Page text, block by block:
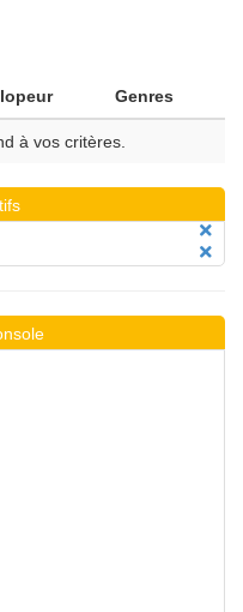
Genres
à vos critères.